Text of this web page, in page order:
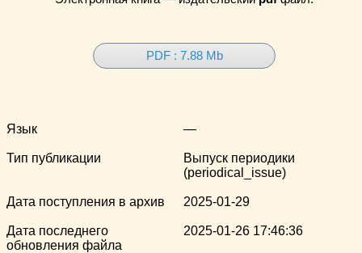
PDF : 7.88 Mb
Язык —
Тип публикации
Выпуск периодики
(periodical_issue)
Дата поступления в архив 2025-01-29
Дата последнего
обновления файла
2025-01-26 17:46:36